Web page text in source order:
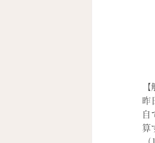
【
昨
自
算